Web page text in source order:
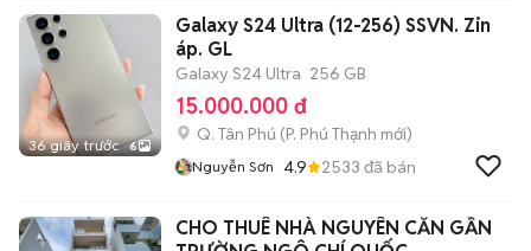
36 giây trước 6
Galaxy S24 Ultra (12-256) SSVN. Zin
áp. GL
Galaxy S24 Ultra 256 GB
15.000.000 đ
Q. Tân Phú (P. Phú Thạnh mới)
Nguyễn Sơn 4.9 2533 đã bán
CHO THUÊ NHÀ NGUYÊN CĂN GẦN